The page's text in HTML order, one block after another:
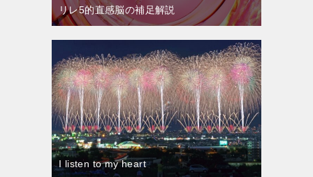
リレ5的直感脳の補足解説
I listen to my heart